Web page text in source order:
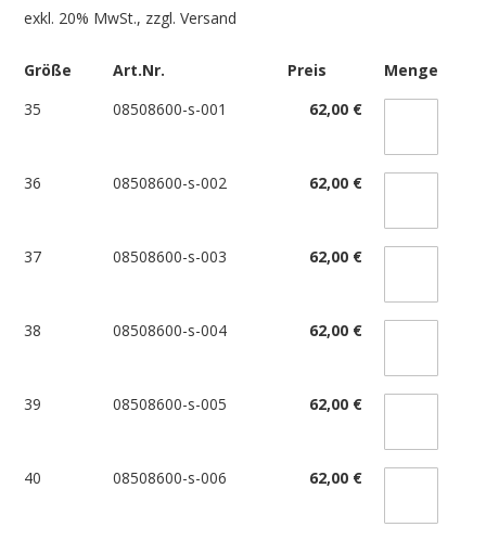
exkl. 20% MwSt., zzgl. Versand
Größe Art.Nr. Preis
Menge
35
08508600-s-001 62,00 €
36 08508600-s-002 62,00 €
37 08508600-s-003 62,00 €
38 08508600-s-004 62,00 €
39 08508600-s-005 62,00 €
40 08508600-s-006 62,00 €